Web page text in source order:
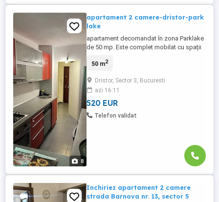
8
apartament 2 camere-dristor-park
lake
apartament decomandat în zona Parklake
de 50 mp. Este complet mobilat cu spații
spațios situat pe hol, pantofar și dressing
dotată complet cu aragaz si cuptor
electric, mașina de spălat vase Bosch și
combină frigorifică. Apartamentul ...
50 m2
Dristor, Sector 3, Bucuresti
azi 16:11
520 EUR
Telefon validat
Inchiriez apartament 2 camere
strada Barnova nr. 13, sector 5